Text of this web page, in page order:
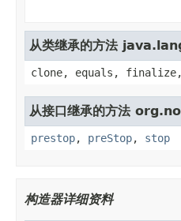
从类继承的方法
clone, equals,
从接口继承的方法
prestop, preStop, stop
构造器详细资料